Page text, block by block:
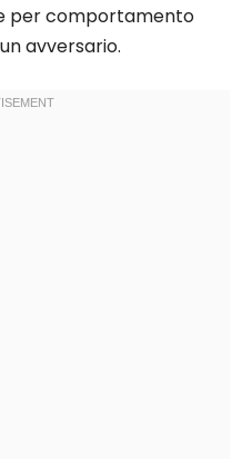
per comportamento
avversario.